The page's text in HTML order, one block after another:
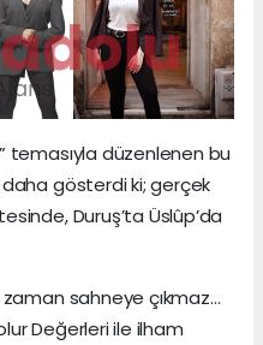
temasıyla düzenlenen bu
gösterdi ki; gerçek
Duruş’ta Üslûp’da
zaman sahneye çıkmaz…
Değerleri ile ilham